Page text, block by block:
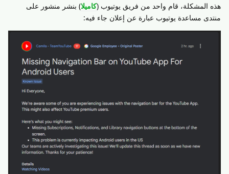
هذه المشكلة، قام واحد من فريق يوتيوب (كاميلا) بنشر منشور على
منتدى مساعدة يوتيوب عبارة عن إعلان جاء فيه: